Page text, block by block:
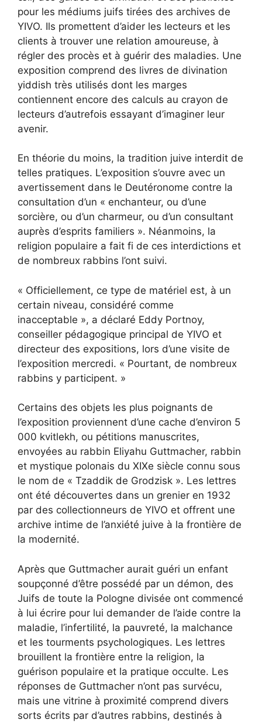
pour les médiums juifs tirées des archives de
YIVO. Ils promettent d’aider les lecteurs et les
clients à trouver une relation amoureuse, à
régler des procès et à guérir des maladies. Une
exposition comprend des livres de divination
yiddish très utilisés dont les marges
contiennent encore des calculs au crayon de
lecteurs d’autrefois essayant d’imaginer leur
avenir.
En théorie du moins, la tradition juive interdit de
telles pratiques. L’exposition s’ouvre avec un
avertissement dans le Deutéronome contre la
consultation d’un « enchanteur, ou d’une
sorcière, ou d’un charmeur, ou d’un consultant
auprès d’esprits familiers ». Néanmoins, la
religion populaire a fait fi de ces interdictions et
de nombreux rabbins l’ont suivi.
« Officiellement, ce type de matériel est, à un
certain niveau, considéré comme
inacceptable », a déclaré Eddy Portnoy,
conseiller pédagogique principal de YIVO et
directeur des expositions, lors d’une visite de
l’exposition mercredi. « Pourtant, de nombreux
rabbins y participent. »
Certains des objets les plus poignants de
l’exposition proviennent d’une cache d’environ 5
000 kvitlekh, ou pétitions manuscrites,
envoyées au rabbin Eliyahu Guttmacher, rabbin
et mystique polonais du XIXe siècle connu sous
le nom de « Tzaddik de Grodzisk ». Les lettres
ont été découvertes dans un grenier en 1932
par des collectionneurs de YIVO et offrent une
archive intime de l’anxiété juive à la frontière de
la modernité.
Après que Guttmacher aurait guéri un enfant
soupçonné d’être possédé par un démon, des
Juifs de toute la Pologne divisée ont commencé
à lui écrire pour lui demander de l’aide contre la
maladie, l’infertilité, la pauvreté, la malchance
et les tourments psychologiques. Les lettres
brouillent la frontière entre la religion, la
guérison populaire et la pratique occulte. Les
réponses de Guttmacher n’ont pas survécu,
mais une vitrine à proximité comprend divers
sorts écrits par d’autres rabbins, destinés à